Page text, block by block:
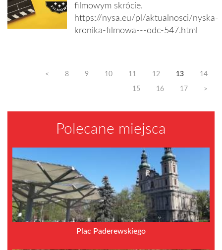
filmowym skrócie.
https://nysa.eu/pl/aktualnosci/nyska-
kronika-filmowa---odc-547.html
< 8 9 10 11 12 13 14
15 16 17 >
Polecane miejsca
Plac Paderewskiego